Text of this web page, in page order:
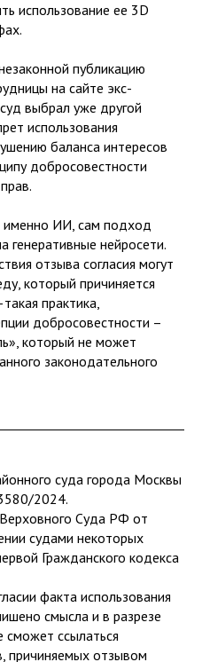
использование ее 3D
публикацию
на сайте экс-
выбрал уже другой
использования
баланса интересов
добросовестности
именно ИИ, сам подход
генеративные нейросети.
отзыва согласия могут
который причиняется
практика,
добросовестности –
который не может
законодательного
суда города Москвы
2024.
Суда РФ от
судами некоторых
Гражданского кодекса
факта использования
смысла и в разрезе
сможет ссылаться
причиняемых отзывом